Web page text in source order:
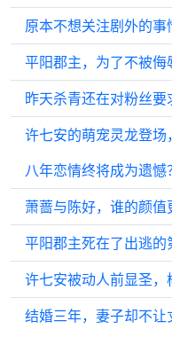
八年恋情终将成为遗憾
萧蔷与陈好，谁的颜值
许七安被动人前显圣，
结婚三年，妻子却不让